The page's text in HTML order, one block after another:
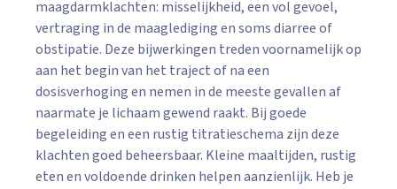
maagdarmklachten: misselijkheid, een vol gevoel,
vertraging in de maaglediging en soms diarree of
obstipatie. Deze bijwerkingen treden voornamelijk op
aan het begin van het traject of na een
dosisverhoging en nemen in de meeste gevallen af
naarmate je lichaam gewend raakt. Bij goede
begeleiding en een rustig titratieschema zijn deze
klachten goed beheersbaar. Kleine maaltijden, rustig
eten en voldoende drinken helpen aanzienlijk. Heb je